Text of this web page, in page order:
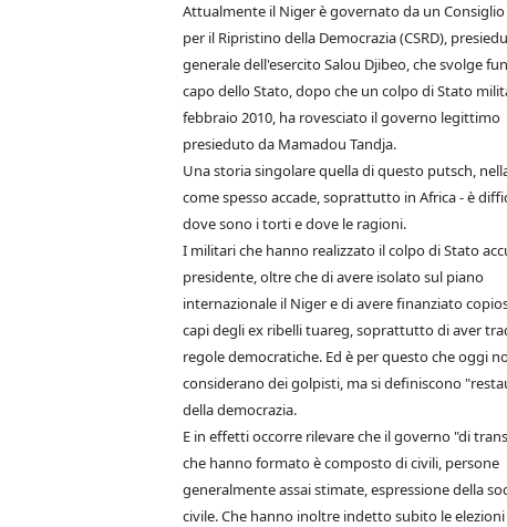
Attualmente il Niger è governato da un
per il Ripristino della Democrazia (CSRD),
generale dell'esercito Salou Djibeo, che svolge
capo dello Stato, dopo che un colpo di Stato
febbraio 2010, ha rovesciato il governo legittimo
presieduto da Mamadou Tandja.
Una storia singolare quella di questo putsch,
come spesso accade, soprattutto in Africa - è
dove sono i torti e dove le ragioni.
I militari che hanno realizzato il colpo di Stato
presidente, oltre che di avere isolato sul piano
internazionale il Niger e di avere finanziato
capi degli ex ribelli tuareg, soprattutto di aver
regole democratiche. Ed è per questo che oggi
considerano dei golpisti, ma si definiscono
della democrazia.
E in effetti occorre rilevare che il governo "di
che hanno formato è composto di civili, persone
generalmente assai stimate, espressione della
civile. Che hanno inoltre indetto subito le elezioni